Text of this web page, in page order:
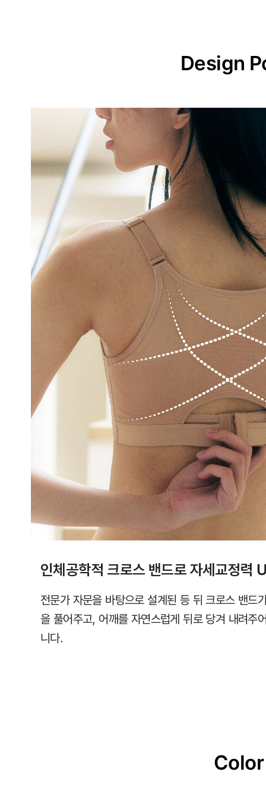
Design
인체공학적 크로스 밴드로 자세교정력
전문가 자문을 바탕으로 설계된 등 뒤 크로스 밴드
을 풀어주고, 어깨를 자연스럽게 뒤로 당겨 내려주
니다.
Color